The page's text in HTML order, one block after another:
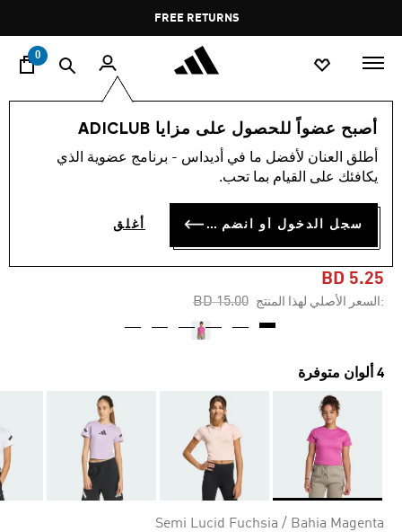
Pause
promotion
rotation
FREE RETURNS
0
أصبح عضواً للحصول على مزايا ADICLUB
أطلق العنان لأفضل ما في أديداس - برنامج عضوية الذي
يكافئك على القيام بما تحب.
سجل الدخول أو انضم الآن أغلق
الأطفال الملابس
-65%
تيشيرت قصيرة للفتيات
ADIDAS Z.N.E. FITTED
BD 5.25
:السعر الأصلي لهذا المنتج Price reduced from
BD 15.00
to
4 ألوان متوفرة
Semi Lucid Fuchsia / Bahia Magenta